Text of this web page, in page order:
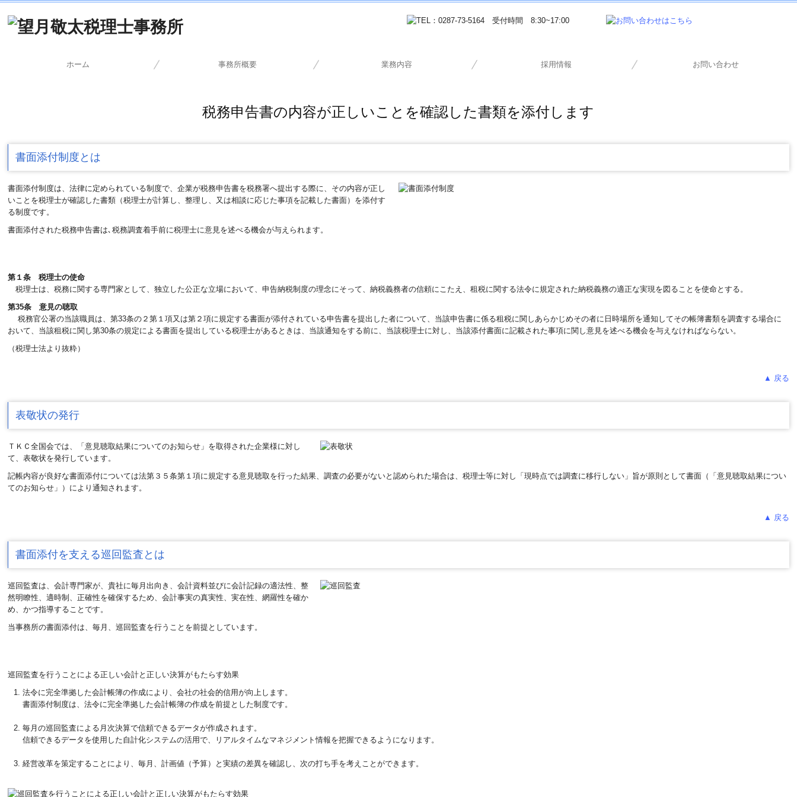
ホーム 事務所概要 業務内容 採用情報 お問い合わせ
税務申告書の内容が正しいことを確認した書類を添付します
書面添付制度とは
書面添付制度は、法律に定められている制度で、企業が税務申告書を税務署へ提出する際に、その内容が正し
いことを税理士が確認した書類（税理士が計算し、整理し、又は相談に応じた事項を記載した書面）を添付す
る制度です。
書面添付された税務申告書は､税務調査着手前に税理士に意見を述べる機会が与えられます。
第１条 税理士の使命
税理士は、税務に関する専門家として、独立した公正な立場において、申告納税制度の理念にそって、納税義務者の信頼にこたえ、租税に関する法令に規定された納税義務の適正な実現を図ることを使命とする。
第35条 意見の聴取
税務官公署の当該職員は、第33条の２第１項又は第２項に規定する書面が添付されている申告書を提出した者について、当該申告書に係る租税に関しあらかじめその者に日時場所を通知してその帳簿書類を調査する場合に
おいて、当該租税に関し第30条の規定による書面を提出している税理士があるときは、当該通知をする前に、当該税理士に対し、当該添付書面に記載された事項に関し意見を述べる機会を与えなければならない。
（税理士法より抜粋）
▲ 戻る
表敬状の発行
ＴＫＣ全国会では、「意見聴取結果についてのお知らせ」を取得された企業様に対し
て、表敬状を発行しています。
記帳内容が良好な書面添付については法第３５条第１項に規定する意見聴取を行った結果、調査の必要がないと認められた場合は、税理士等に対し「現時点では調査に移行しない」旨が原則として書面（「意見聴取結果につい
てのお知らせ」）により通知されます。
▲ 戻る
書面添付を支える巡回監査とは
巡回監査は、会計専門家が、貴社に毎月出向き、会計資料並びに会計記録の適法性、整
然明瞭性、適時制、正確性を確保するため、会計事実の真実性、実在性、網羅性を確か
め、かつ指導することです。
当事務所の書面添付は、毎月、巡回監査を行うことを前提としています。
巡回監査を行うことによる正しい会計と正しい決算がもたらす効果
法令に完全準拠した会計帳簿の作成により、会社の社会的信用が向上します。
書面添付制度は、法令に完全準拠した会計帳簿の作成を前提とした制度です。
毎月の巡回監査による月次決算で信頼できるデータが作成されます。
信頼できるデータを使用した自計化システムの活用で、リアルタイムなマネジメント情報を把握できるようになります。
経営改革を策定することにより、毎月、計画値（予算）と実績の差異を確認し、次の打ち手を考えことができます。